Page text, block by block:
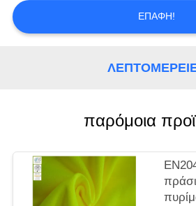
ΈΝΑ
ΑΠΌΣΠΑΣΜΑ
PRIVACY
POLICY
ΕΠΑΦΉ!
παρόμοια